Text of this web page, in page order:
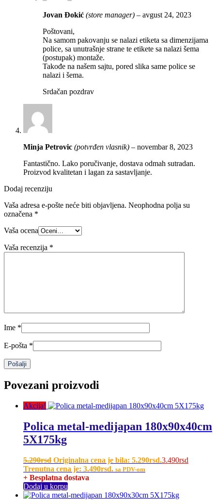
Jovan Đokić (store manager) – avgust 24, 2023
Poštovani,
Na samom pakovanju se nalazi etiketa sa dimenzijama
police, sa unutrašnje strane te etikete sa nalazi šema
(postupak) montaže.
Takođe na našem sajtu, pored slika same police se
nalazi i šema.
Srdačan pozdrav
Minja Petrovic (potvrđen vlasnik) – novembar 8, 2023
Fantastično. Lako poručivanje, dostava odmah sutradan.
Proizvod kvalitetan i lagan za sastavljanje.
Dodaj recenziju
Vaša adresa e-pošte neće biti objavljena. Neophodna polja su
označena *
Vaša ocena
Vaša recenzija *
Ime *
E-pošta *
Povezani proizvodi
Akcija!
Polica metal-medijapan 180x90x40cm
5X175kg
5.290rsd Originalna cena je bila: 5.290rsd.3.490rsd
Trenutna cena je: 3.490rsd. sa PDV-om
+ Besplatna dostava
Dodaj u korpu